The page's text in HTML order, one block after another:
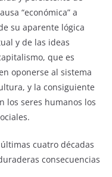
“económica” a
su aparente lógica
y de las ideas
que es
oponerse al sistema
y la consiguiente
los seres humanos los
cuatro décadas
consecuencias